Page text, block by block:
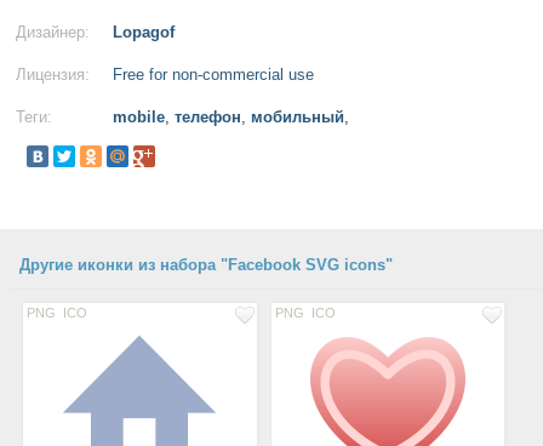
Дизайнер: Lopagof
Лицензия: Free for non-commercial use
Теги: mobile, телефон, мобильный,
Другие иконки из набора "Facebook SVG icons"
PNG ICO PNG ICO